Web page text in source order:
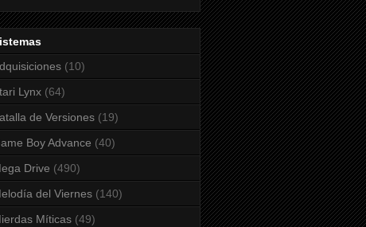
(10)
Lynx (64)
de Versiones (19)
Boy Advance (40)
Drive (490)
del Viernes (140)
Míticas (49)